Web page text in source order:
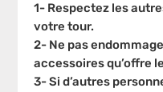
1- Respectez les
votre tour.
2- Ne pas
accessoires qu’offre
3- Si d’autres